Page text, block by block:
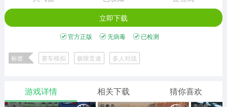
手游辅助
1959款应用
二次元
模拟经营
仙侠手游
手赚网赚
绝地求生
立即下载
官方正版 无病毒 已检测
标签 赛车模拟 极限竞速
多人对战
游戏详情 相关下载 猜你喜欢